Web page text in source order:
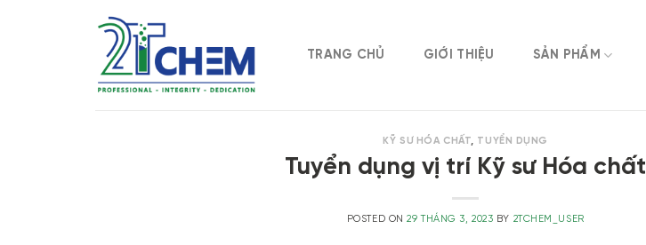
TRANG CHỦ GIỚI THIỆU SẢN PHẨM
KỸ SƯ HÓA CHẤT, TUYỂN DỤNG
Tuyển dụng vị trí Kỹ sư Hóa chất
POSTED ON29 THÁNG 3, 2023 BY 2TCHEM_USER